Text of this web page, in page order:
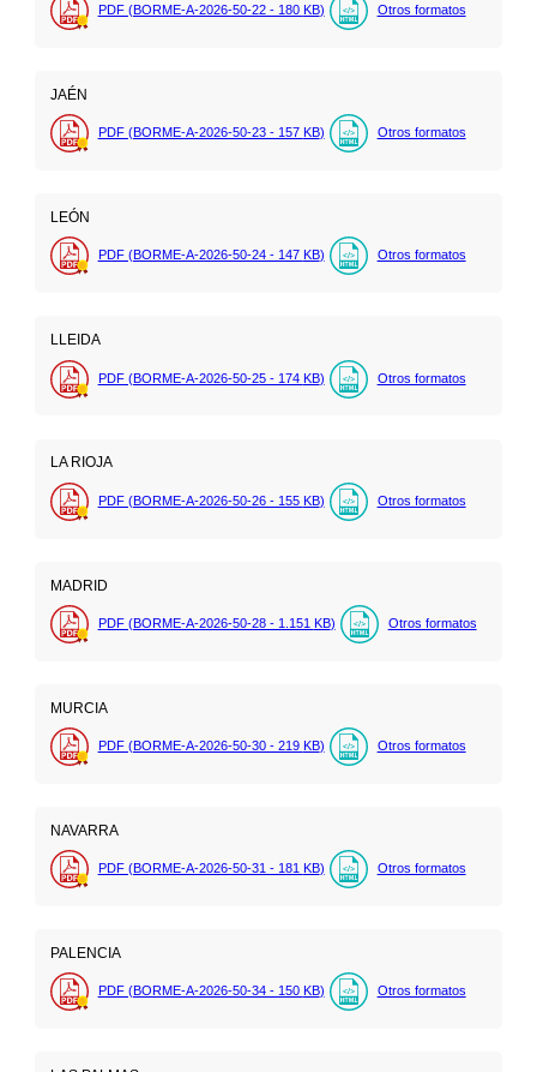
PDF (BORME-A-2026-50-22 - 180 KB) Otros formatos
JAÉN
PDF (BORME-A-2026-50-23 - 157 KB) Otros formatos
LEÓN
PDF (BORME-A-2026-50-24 - 147 KB) Otros formatos
LLEIDA
PDF (BORME-A-2026-50-25 - 174 KB) Otros formatos
LA RIOJA
PDF (BORME-A-2026-50-26 - 155 KB) Otros formatos
MADRID
PDF (BORME-A-2026-50-28 - 1.151 KB) Otros formatos
MURCIA
PDF (BORME-A-2026-50-30 - 219 KB) Otros formatos
NAVARRA
PDF (BORME-A-2026-50-31 - 181 KB) Otros formatos
PALENCIA
PDF (BORME-A-2026-50-34 - 150 KB) Otros formatos